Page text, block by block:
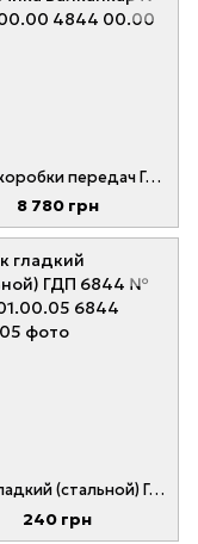
Насос коробки передач ГДП 6860 погрузчика Балканкар № 4844 00.00
8 780 грн
Диск гладкий (стальной) ГДП 6844 № 6844 01.00.05
240 грн